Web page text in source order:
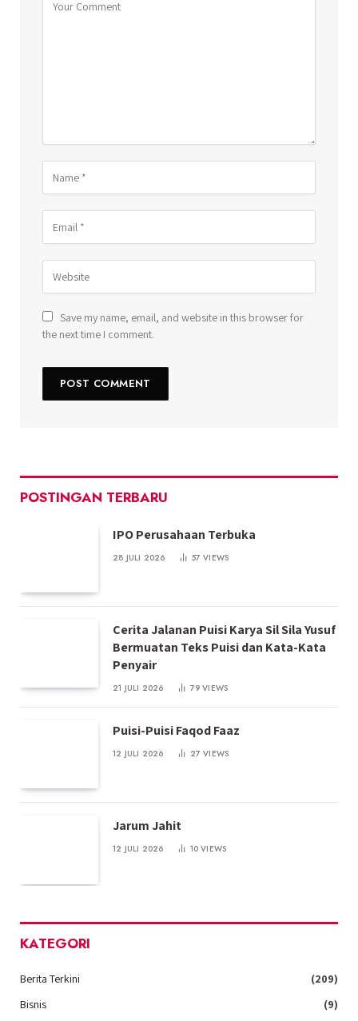
Save my name, email, and website in this browser for
the next time I comment.
POSTINGAN TERBARU
IPO Perusahaan Terbuka
28 JULI 2026 57VIEWS
Cerita Jalanan Puisi Karya Sil Sila Yusuf
Bermuatan Teks Puisi dan Kata-Kata
Penyair
21 JULI 2026 79VIEWS
Puisi-Puisi Faqod Faaz
12 JULI 2026 27VIEWS
Jarum Jahit
12 JULI 2026 10VIEWS
KATEGORI
Berita Terkini
(209)
Bisnis
(9)